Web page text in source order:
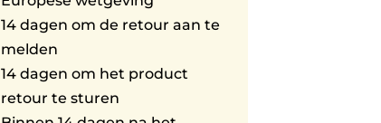
14 dagen om de retour aan te
melden
14 dagen om het product
retour te sturen